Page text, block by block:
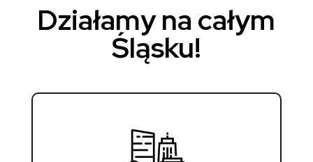
Działamy na całym
Śląsku!